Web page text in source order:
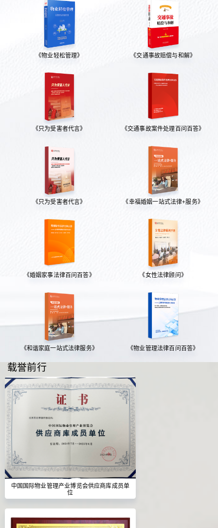
《物业轻松管理》 《交通事故赔偿与和解》
《只为受害者代言》 《交通事故案件处理百问百答》
《只为受害者代言》 《幸福婚姻一站式法律+服务》
《婚姻家事法律百问百答》 《女性法律顾问》
《和谐家庭一站式法律服务》 《物业管理法律百问百答》
载誉前行
中国国际物业管理产业博览会供应商库成员单
位